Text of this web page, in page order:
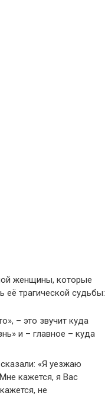
женщины, которые
её трагической судьбы:
– это звучит куда
и – главное – куда
«Я уезжаю
кажется, я Вас
не